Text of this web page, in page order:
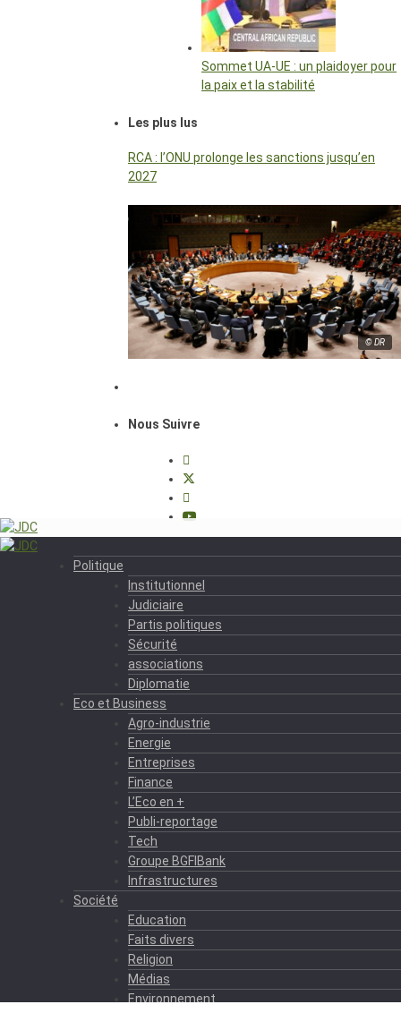
Sommet UA-UE : un plaidoyer pour
la paix et la stabilité
Les plus lus
RCA : l’ONU prolonge les sanctions jusqu’en
2027
© DR
Nous Suivre
Politique
Institutionnel
Judiciaire
Partis politiques
Sécurité
associations
Diplomatie
Eco et Business
Agro-industrie
Energie
Entreprises
Finance
L’Eco en +
Publi-reportage
Tech
Groupe BGFIBank
Infrastructures
Société
Education
Faits divers
Religion
Médias
Environnement